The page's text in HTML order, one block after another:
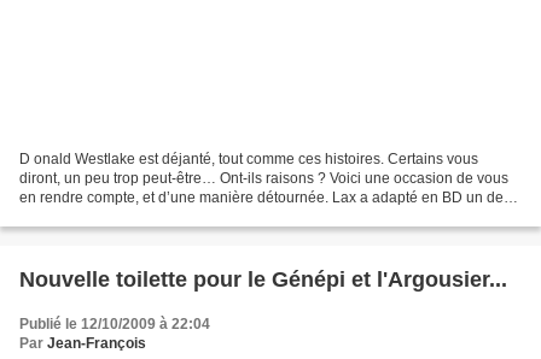
D onald Westlake est déjanté, tout comme ces histoires. Certains vous
diront, un peu trop peut-être… Ont-ils raisons ? Voici une occasion de vous
en rendre compte, et d’une manière détournée. Lax a adapté en BD un de
Nouvelle toilette pour le Génépi et l'Argousier...
Publié le 12/10/2009 à 22:04
Par Jean-François